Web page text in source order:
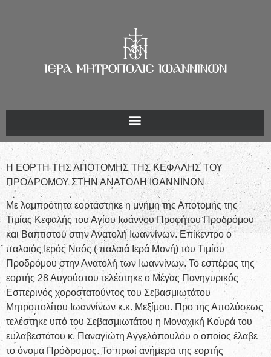
Η ΕΟΡΤΗ ΤΗΣ ΑΠΟΤΟΜΗΣ ΤΗΣ ΚΕΦΑΛΗΣ ΤΟΥ
ΠΡΟΔΡΟΜΟΥ ΣΤΗΝ ΑΝΑΤΟΛΗ ΙΩΑΝΝΙΝΩΝ
Με λαμπρότητα εορτάστηκε η μνήμη της Αποτομής της
Τιμίας Κεφαλής του Αγίου Ιωάννου Προφήτου Προδρόμου
και Βαπτιστού στην Ανατολή Ιωαννίνων. Επίκεντρο ο
παλαιός Ιερός Ναός ( παλαιά Ιερά Μονή) του Τιμίου
Προδρόμου στην Ανατολή των Ιωαννίνων. Το εσπέρας της
εορτής 28 Αυγούστου τελέστηκε ο Μέγας Πανηγυρικός
Εσπερινός χοροστατούντος του Σεβασμιωτάτου
Μητροπολίτου Ιωαννίνων κ.κ. Μεξίμου. Προ της Απολύσεως
τελέστηκε υπό του Σεβασμιωτάτου η Μοναχική Κουρά του
ευλαβεστάτου κ. Παναγιώτη Αγγελόπουλου ο οποίος έλαβε
το όνομα Πρόδρομος. Το πρωί ανήμερα της εορτής